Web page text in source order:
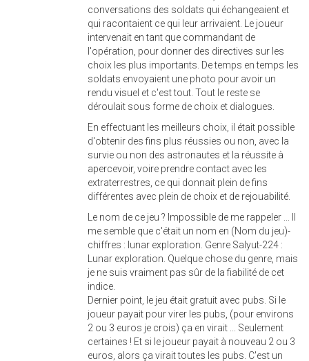
conversations des soldats qui échangeaient et
qui racontaient ce qui leur arrivaient. Le joueur
intervenait en tant que commandant de
l'opération, pour donner des directives sur les
choix les plus importants. De temps en temps les
soldats envoyaient une photo pour avoir un
rendu visuel et c'est tout. Tout le reste se
déroulait sous forme de choix et dialogues.
En effectuant les meilleurs choix, il était possible
d'obtenir des fins plus réussies ou non, avec la
survie ou non des astronautes et la réussite à
apercevoir, voire prendre contact avec les
extraterrestres, ce qui donnait plein de fins
différentes avec plein de choix et de rejouabilité.
Le nom de ce jeu ? Impossible de me rappeler ... Il
me semble que c'était un nom en (Nom du jeu)-
chiffres : lunar exploration. Genre Salyut-224 :
Lunar exploration. Quelque chose du genre, mais
je ne suis vraiment pas sûr de la fiabilité de cet
indice.
Dernier point, le jeu était gratuit avec pubs. Si le
joueur payait pour virer les pubs, (pour environs
2 ou 3 euros je crois) ça en virait ... Seulement
certaines ! Et si le joueur payait à nouveau 2 ou 3
euros, alors ça virait toutes les pubs. C'est un